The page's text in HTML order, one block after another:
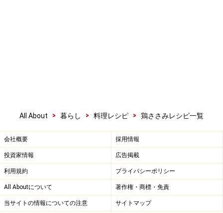
All About > 暮らし > 料理レシピ > 鶏ささみレシピ一覧
会社概要 採用情報
投資家情報 広告掲載
利用規約 プライバシーポリシー
All Aboutについて 著作権・商標・免責
当サイトの情報についての注意 サイトマップ